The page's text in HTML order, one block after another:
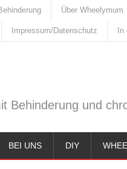
Über Wheelymum
Impressum/Datenschutz
Behinderung und
BEI UNS DIY